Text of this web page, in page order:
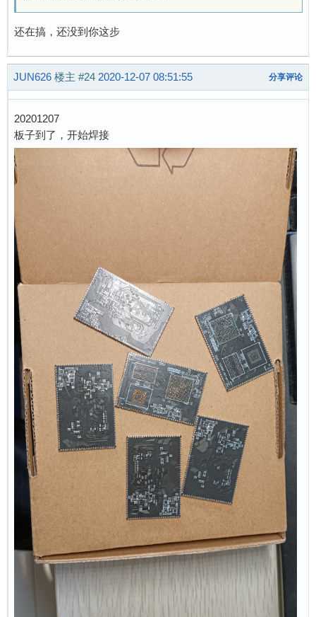
还在搞，还没到你这步
JUN626 楼主 #24 2020-12-07 08:51:55 分享评论
20201207
板子到了，开始焊接